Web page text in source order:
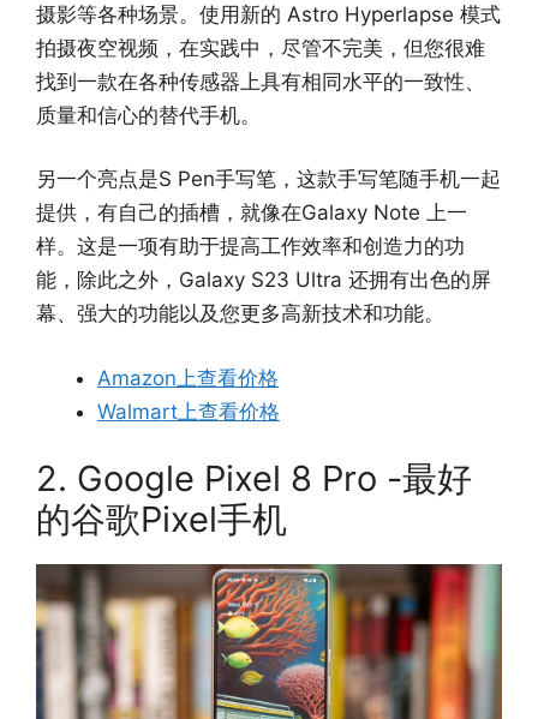
摄影等各种场景。使用新的 Astro Hyperlapse 模式
拍摄夜空视频，在实践中，尽管不完美，但您很难
找到一款在各种传感器上具有相同水平的一致性、
质量和信心的替代手机。
另一个亮点是S Pen手写笔，这款手写笔随手机一起
提供，有自己的插槽，就像在Galaxy Note 上一
样。这是一项有助于提高工作效率和创造力的功
能，除此之外，Galaxy S23 Ultra 还拥有出色的屏
幕、强大的功能以及您更多高新技术和功能。
Amazon上查看价格
Walmart上查看价格
2. Google Pixel 8 Pro -最好
的谷歌Pixel手机